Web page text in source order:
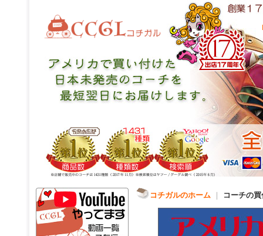
コチガルのホーム コーチの